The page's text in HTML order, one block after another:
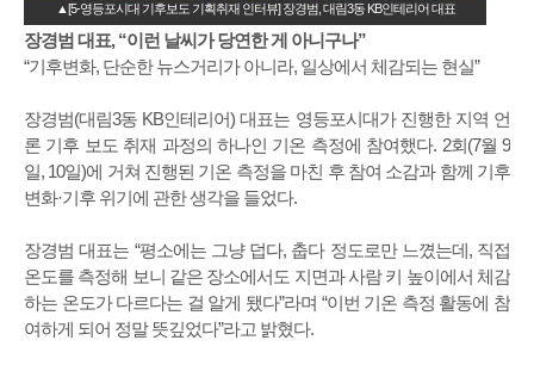
▲[5-영등포시대 기후보도 기획취재 인터뷰] 장경범, 대림3동 KB인테리어 대표
장경범 대표, “이런 날씨가 당연한 게 아니구나”
“기후변화, 단순한 뉴스거리가 아니라, 일상에서 체감되는 현실”
장경범(대림3동 KB인테리어) 대표는 영등포시대가 진행한 지역 언
론 기후 보도 취재 과정의 하나인 기온 측정에 참여했다. 2회(7월 9
일, 10일)에 거쳐 진행된 기온 측정을 마친 후 참여 소감과 함께 기후
변화·기후 위기에 관한 생각을 들었다.
장경범 대표는 “평소에는 그냥 덥다, 춥다 정도로만 느꼈는데, 직접
온도를 측정해 보니 같은 장소에서도 지면과 사람 키 높이에서 체감
하는 온도가 다르다는 걸 알게 됐다”라며 “이번 기온 측정 활동에 참
여하게 되어 정말 뜻깊었다”라고 밝혔다.